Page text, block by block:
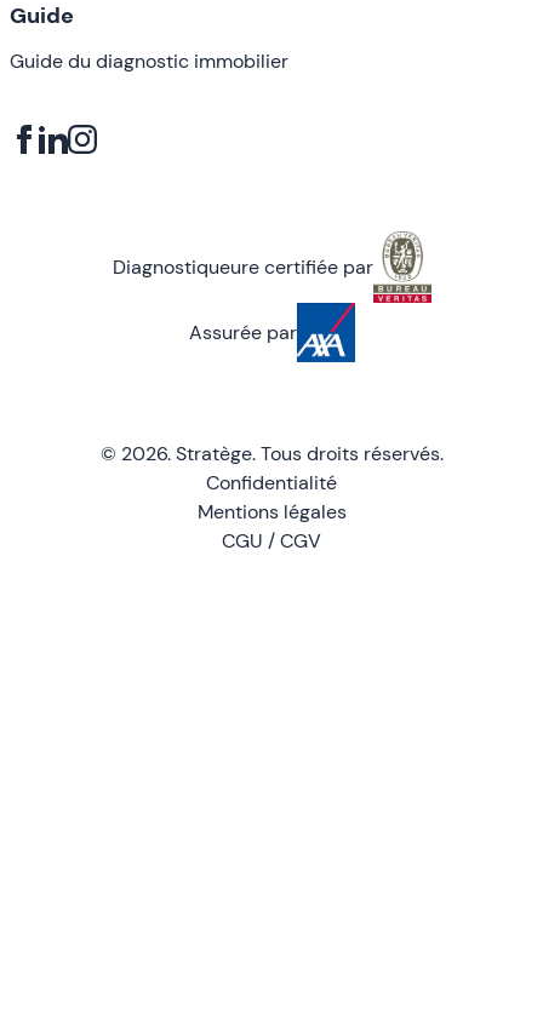
Guide
Guide du diagnostic immobilier
Diagnostiqueure certifiée par
Assurée par
© 2026. Stratège. Tous droits réservés.
Confidentialité
Mentions légales
CGU / CGV